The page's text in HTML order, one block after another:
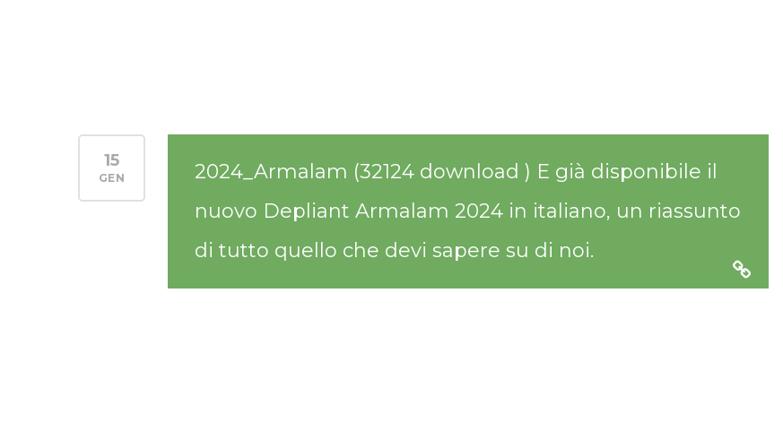
15
GEN 2024_Armalam (32124 download ) E già disponibile il
nuovo Depliant Armalam 2024 in italiano, un riassunto
di tutto quello che devi sapere su di noi.